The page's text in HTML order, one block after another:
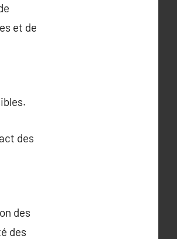
et de
des
des
des